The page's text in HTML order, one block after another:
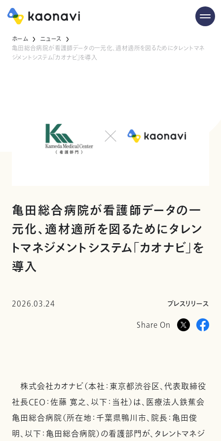
ホーム
ニュース
亀田総合病院が看護師データの一元化、適材適所を図るためにタレントマネ
ジメントシステム「カオナビ」を導入
亀田総合病院が看護師データの一
元化、適材適所を図るためにタレン
トマネジメントシステム「カオナビ」を
導入
2026.03.24 プレスリリース
Share On
株式会社カオナビ（本社：東京都渋谷区、代表取締役
社長CEO：佐藤 寛之、以下：当社）は、医療法人鉄蕉会
亀田総合病院（所在地：千葉県鴨川市、院長：亀田俊
明、以下：亀田総合病院）の看護部門が、タレントマネジ